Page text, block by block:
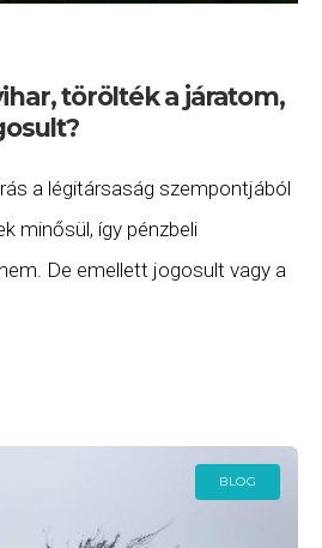
törölték a járatom,
a légitársaság szempontjából
minősül, így pénzbeli
De emellett jogosult vagy a
BLOG